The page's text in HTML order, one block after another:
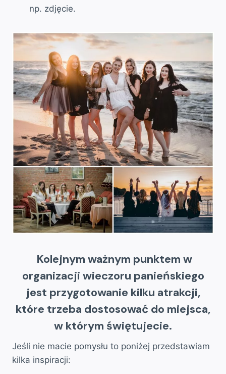
np. zdjęcie.
Kolejnym ważnym punktem w
organizacji wieczoru panieńskiego
jest przygotowanie kilku atrakcji,
które trzeba dostosować do miejsca,
w którym świętujecie.
Jeśli nie macie pomysłu to poniżej przedstawiam
kilka inspiracji: